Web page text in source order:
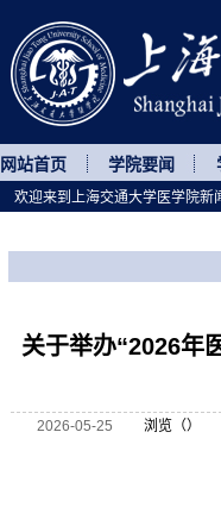
网站首页 学院要闻
关于举办“2026年
2026-05-25 浏览（）
欢迎来到上海交通大学医学院新